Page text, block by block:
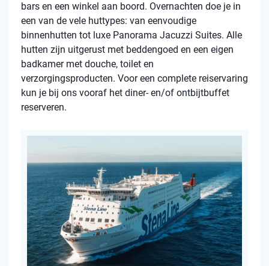
bars en een winkel aan boord. Overnachten doe je in
een van de vele huttypes: van eenvoudige
binnenhutten tot luxe Panorama Jacuzzi Suites. Alle
hutten zijn uitgerust met beddengoed en een eigen
badkamer met douche, toilet en
verzorgingsproducten. Voor een complete reiservaring
kun je bij ons vooraf het diner- en/of ontbijtbuffet
reserveren.